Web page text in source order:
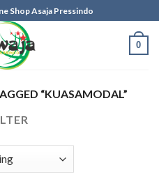
Shop Asaja Pressindo
0
“KUASAMODAL”